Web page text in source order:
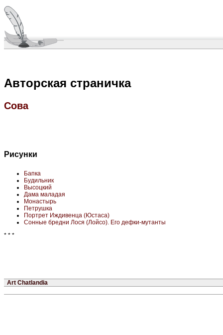
Авторская страничка
Сова
Рисунки
Бапка
Будильник
Высоцкий
Дама маладая
Монастырь
Петрушка
Портрет Иждивенца (Юстаса)
Сонные бредни Лося (Лойсо). Его дефки-мутанты
* * *
Art Chatlandia